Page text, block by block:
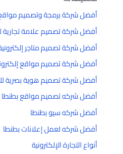
أفضل شركة برمجة وتصميم
أفضل شركة تصميم علامة تجارية
أفضل شركة تصميم متاجر
أفضل شركة تصميم مواقع
أفضل شركة تصميم هوية بصرية
أفضل شركه تصميم مواقع بطنطا
أفضل شركه سيو بطنطا
أفضل شركه لعمل إعلانات بطنطا
أنواع التجارة الإلكترونية